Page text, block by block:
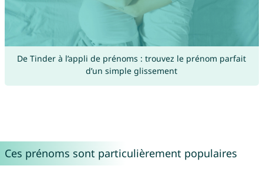
De Tinder à l’appli de prénoms : trouvez le prénom parfait
d’un simple glissement
Ces prénoms sont particulièrement populaires